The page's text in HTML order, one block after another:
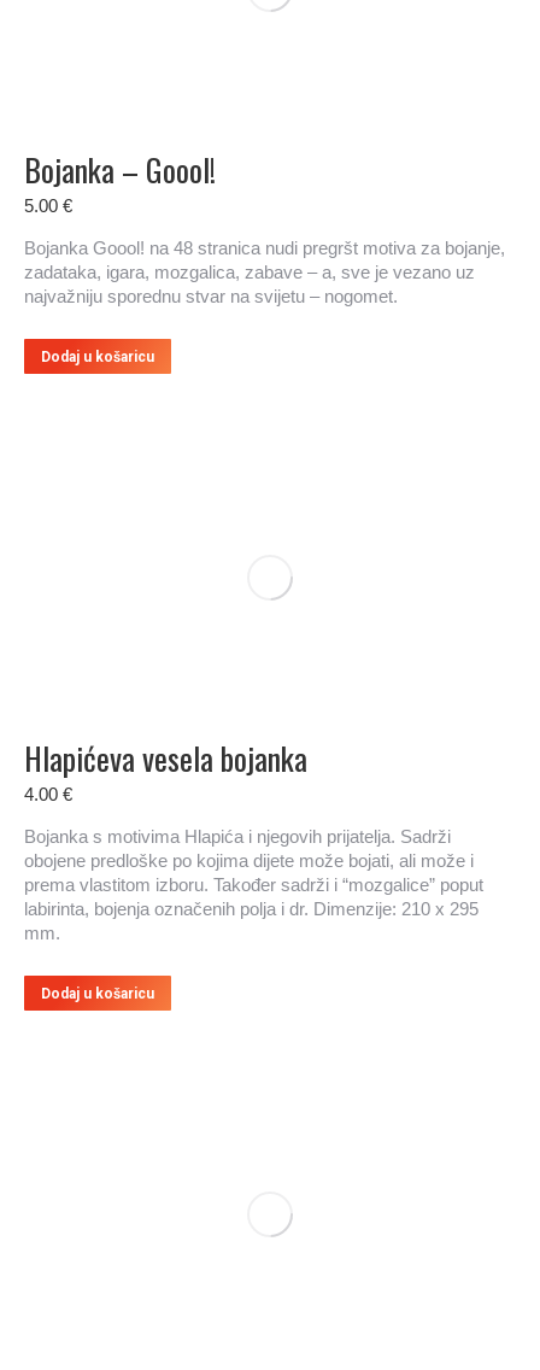
Bojanka – Goool!
5.00 €
Bojanka Goool! na 48 stranica nudi pregršt motiva za bojanje,
zadataka, igara, mozgalica, zabave – a, sve je vezano uz
najvažniju sporednu stvar na svijetu – nogomet.
Dodaj u košaricu
Hlapićeva vesela bojanka
4.00 €
Bojanka s motivima Hlapića i njegovih prijatelja. Sadrži
obojene predloške po kojima dijete može bojati, ali može i
prema vlastitom izboru. Također sadrži i “mozgalice” poput
labirinta, bojenja označenih polja i dr. Dimenzije: 210 x 295
mm.
Dodaj u košaricu